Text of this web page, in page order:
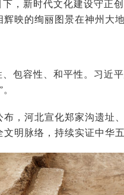
，新时代文化建设守正
映的绚丽图景在神州大地
包容性、和平性。习近
，河北宣化郑家沟遗址
明脉络，持续实证中华五